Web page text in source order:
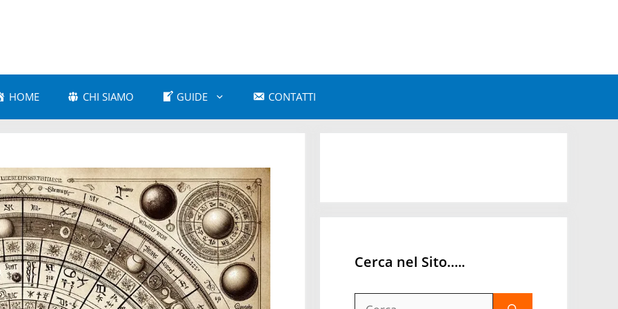
HOME CHI SIAMO GUIDE
Astrologia Moderna
Astrologia Vedica
CONTATTI
Cerca nel Sito…..